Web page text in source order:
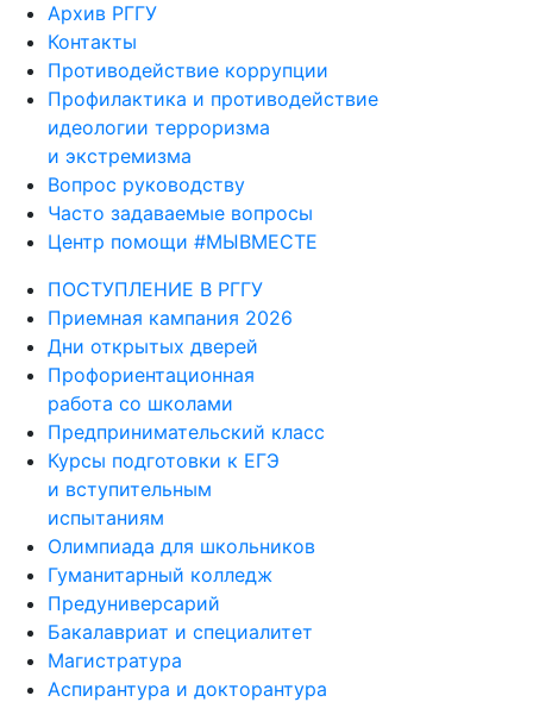
Архив РГГУ
Контакты
Противодействие коррупции
Профилактика и противодействие
идеологии терроризма
и экстремизма
Вопрос руководству
Часто задаваемые вопросы
Центр помощи #МЫВМЕСТЕ
ПОСТУПЛЕНИЕ В РГГУ
Приемная кампания 2026
Дни открытых дверей
Профориентационная
работа со школами
Предпринимательский класс
Курсы подготовки к ЕГЭ
и вступительным
испытаниям
Олимпиада для школьников
Гуманитарный колледж
Предуниверсарий
Бакалавриат и специалитет
Магистратура
Аспирантура и докторантура